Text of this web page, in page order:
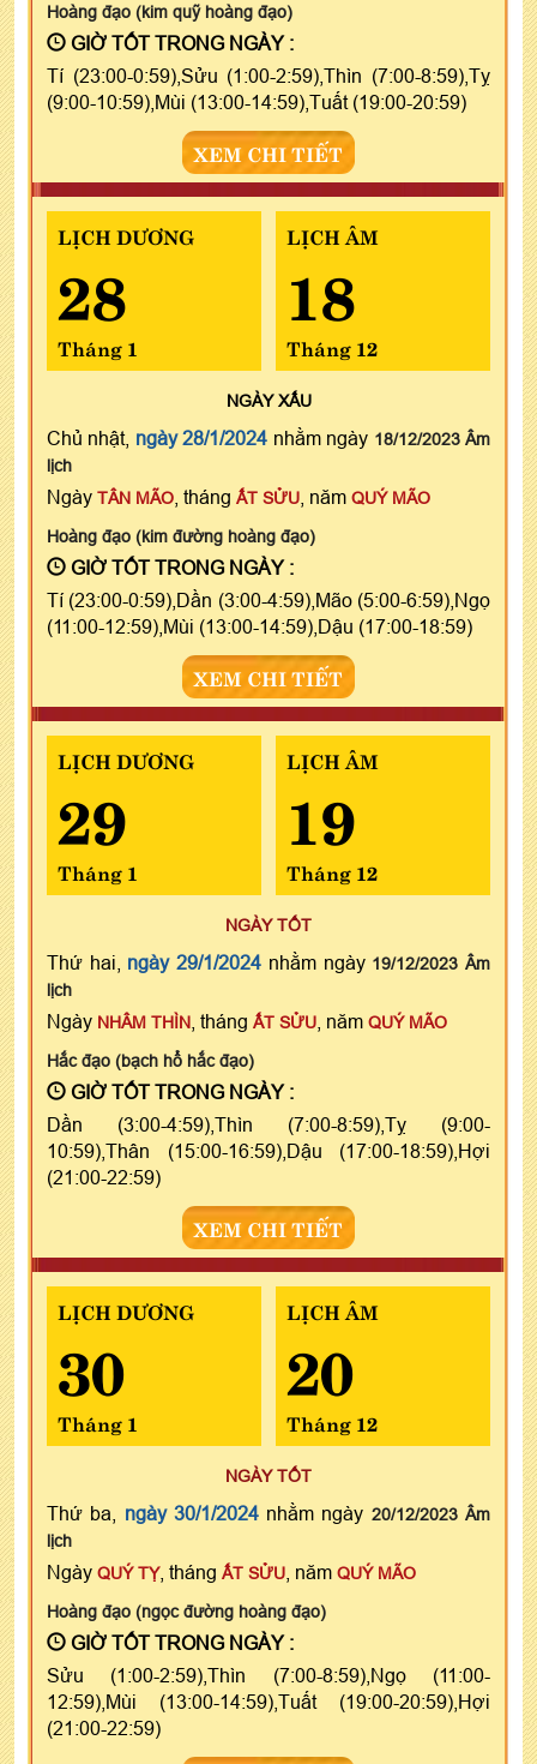
Hoàng đạo (kim quỹ hoàng đạo)
GIỜ TỐT TRONG NGÀY :
Tí (23:00-0:59),Sửu (1:00-2:59),Thìn (7:00-8:59),Tỵ
(9:00-10:59),Mùi (13:00-14:59),Tuất (19:00-20:59)
XEM CHI TIẾT
LỊCH DƯƠNG
28
Tháng 1
LỊCH ÂM
18
Tháng 12
NGÀYXẤU
Chủ nhật, ngày 28/1/2024 nhằm ngày 18/12/2023 Âm
lịch
Ngày TÂN MÃO , tháng ẤT SỬU , năm QUÝ MÃO
Hoàng đạo (kim đường hoàng đạo)
GIỜ TỐT TRONG NGÀY :
Tí (23:00-0:59),Dần (3:00-4:59),Mão (5:00-6:59),Ngọ
(11:00-12:59),Mùi (13:00-14:59),Dậu (17:00-18:59)
XEM CHI TIẾT
LỊCH DƯƠNG
29
Tháng 1
LỊCH ÂM
19
Tháng 12
NGÀY TỐT
Thứ hai, ngày 29/1/2024 nhằm ngày 19/12/2023 Âm
lịch
Ngày NHÂM THÌN , tháng ẤT SỬU , năm QUÝ MÃO
Hắc đạo (bạch hổ hắc đạo)
GIỜ TỐT TRONG NGÀY :
Dần (3:00-4:59),Thìn (7:00-8:59),Tỵ (9:00-
10:59),Thân (15:00-16:59),Dậu (17:00-18:59),Hợi
(21:00-22:59)
XEM CHI TIẾT
LỊCH DƯƠNG
30
Tháng 1
LỊCH ÂM
20
Tháng 12
NGÀY TỐT
Thứ ba, ngày 30/1/2024nhằm ngày 20/12/2023 Âm
lịch
Ngày QUÝ TỴ, tháng ẤT SỬU , năm QUÝ MÃO
Hoàng đạo (ngọc đường hoàng đạo)
GIỜ TỐT TRONG NGÀY :
Sửu (1:00-2:59),Thìn (7:00-8:59),Ngọ (11:00-
12:59),Mùi (13:00-14:59),Tuất (19:00-20:59),Hợi
(21:00-22:59)